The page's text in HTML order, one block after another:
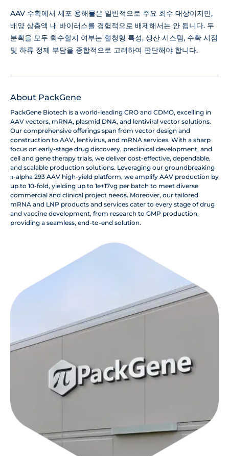
AAV 수확에서 세포 용해물은 일반적으로 주요 회수 대상이지만,
배양 상층액 내 바이러스를 경험적으로 배제해서는 안 됩니다. 두
분획을 모두 회수할지 여부는 혈청형 특성, 생산 시스템, 수확 시점
및 하류 정제 부담을 종합적으로 고려하여 판단해야 합니다.
About PackGene
PackGene Biotech is a world-leading CRO and CDMO, excelling in
AAV vectors, mRNA, plasmid DNA, and lentiviral vector solutions.
Our comprehensive offerings span from vector design and
construction to AAV, lentivirus, and mRNA services. With a sharp
focus on early-stage drug discovery, preclinical development, and
cell and gene therapy trials, we deliver cost-effective, dependable,
and scalable production solutions. Leveraging our groundbreaking
π-alpha 293 AAV high-yield platform, we amplify AAV production by
up to 10-fold, yielding up to 1e+17vg per batch to meet diverse
commercial and clinical project needs. Moreover, our tailored
mRNA and LNP products and services cater to every stage of drug
and vaccine development, from research to GMP production,
providing a seamless, end-to-end solution.